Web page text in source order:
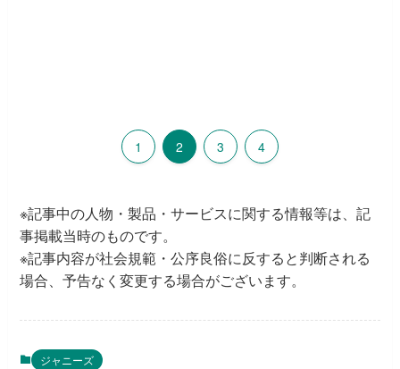
1 2 3 4
※記事中の人物・製品・サービスに関する情報等は、記
事掲載当時のものです。
※記事内容が社会規範・公序良俗に反すると判断される
場合、予告なく変更する場合がございます。
ジャニーズ